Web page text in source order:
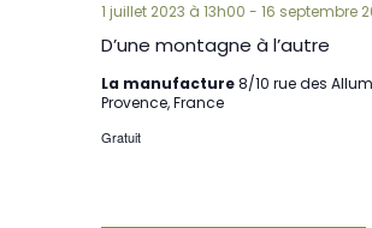
D’une montagne à l’autre
1 juillet 2023 à 13h00 - 16 septembre
La manufacture8/10 rue des
Provence, France
Gratuit